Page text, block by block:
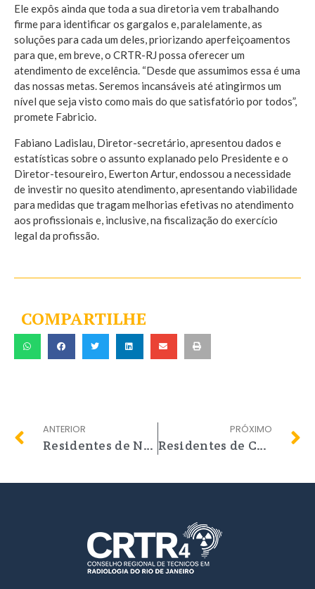
Ele expôs ainda que toda a sua diretoria vem trabalhando
firme para identificar os gargalos e, paralelamente, as
soluções para cada um deles, priorizando aperfeiçoamentos
para que, em breve, o CRTR-RJ possa oferecer um
atendimento de excelência. “Desde que assumimos essa é uma
das nossas metas. Seremos incansáveis até atingirmos um
nível que seja visto como mais do que satisfatório por todos”,
promete Fabricio.
Fabiano Ladislau, Diretor-secretário, apresentou dados e
estatísticas sobre o assunto explanado pelo Presidente e o
Diretor-tesoureiro, Ewerton Artur, endossou a necessidade
de investir no quesito atendimento, apresentando viabilidade
para medidas que tragam melhorias efetivas no atendimento
aos profissionais e, inclusive, na fiscalização do exercício
legal da profissão.
COMPARTILHE
ANTERIOR
Residentes de Nova Friburgo e região, atenção!
PRÓXIMO
Residentes de Campos dos Goytacazes e região, atenção!